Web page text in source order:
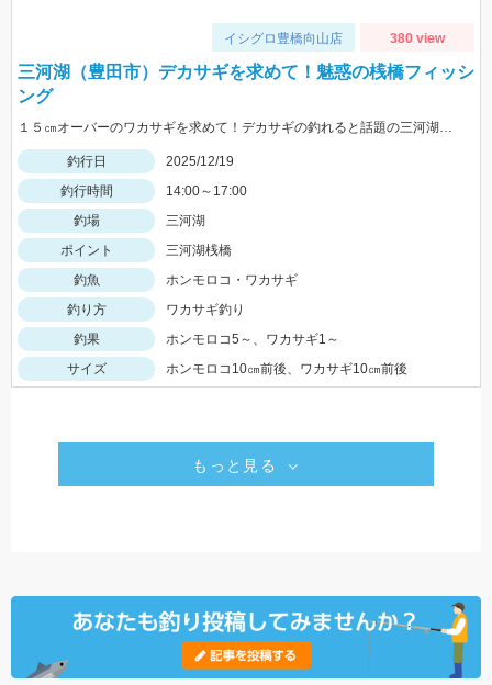
イシグロ豊橋向山店 380 view
三河湖（豊田市）デカサギを求めて！魅惑の桟橋フィッシ
ング
１５㎝オーバーのワカサギを求めて！デカサギの釣れると話題の三河湖へ行ってきました♪ 薄暗いうちからチャレンジしていたメンバーは確り13㎝クラスのデカサギゲット！ 午後からの私たちは貴重な日本淡水魚ホンモロコがお相手してくれました！ 三河湖ボート/桟橋は冬休み期間中（12/24～1/6）は休まず営業しております。
釣行日
2025/12/19
釣行時間
14:00～17:00
釣場
三河湖
ポイント
三河湖桟橋
釣魚
ホンモロコ・ワカサギ
釣り方
ワカサギ釣り
釣果
ホンモロコ5～、ワカサギ1～
サイズ
ホンモロコ10㎝前後、ワカサギ10㎝前後
もっと見る